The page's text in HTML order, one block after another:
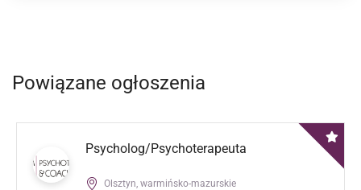
Powiązane ogłoszenia
Psycholog/Psychoterapeuta
Olsztyn, warmińsko-mazurskie